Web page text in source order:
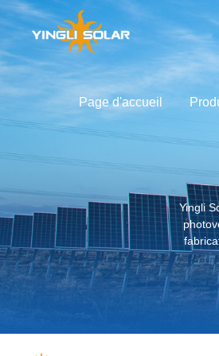
Page d'accueil
GLOBAL Dév de
Inno
Service & assistance
À propos de Yingli Solar
Yingli